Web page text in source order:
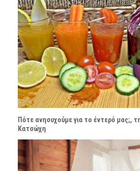
Πότε ανησυχούμε για το έντερό μας;,
Κατσώχη